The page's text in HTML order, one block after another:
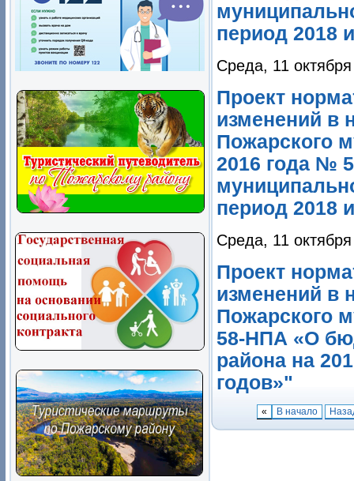
период 2018
Среда, 11
Проект
изменений в
Пожарского
2016 года №
период 2018
Среда, 11
Проект
изменений в
Пожарского
58-НПА «О
района на
годов»"
« В начало